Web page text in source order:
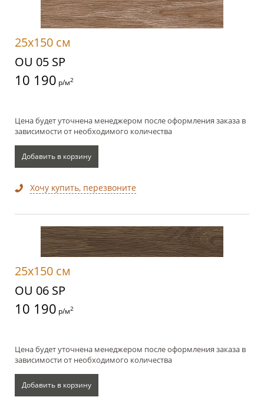
25x150 см
OU 05 SP
10 190 р/м2
Цена будет уточнена менеджером после оформления заказа в
зависимости от необходимого количества
Добавить в корзину
Хочу купить, перезвоните
25x150 см
OU 06 SP
10 190 р/м2
Цена будет уточнена менеджером после оформления заказа в
зависимости от необходимого количества
Добавить в корзину